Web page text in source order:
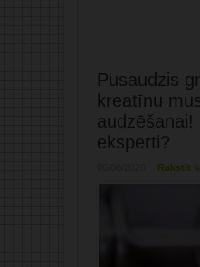
Pusaudzis
kreatīnu
audzēšanai!
eksperti?
Rakstīt